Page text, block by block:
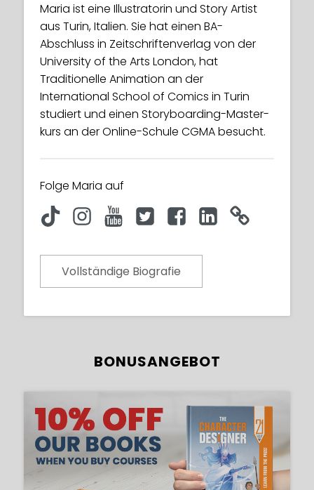
Maria ist eine Illustratorin und Story Artist
aus Turin, Italien. Sie hat einen BA-
Abschluss in Zeitschriftenverlag von der
University of the Arts London, hat
Traditionelle Animation an der
International School of Comics in Turin
studiert und einen Storyboarding-Master­
kurs an der Online-Schule CGMA besucht.
Folge Maria auf
Vollständige Biografie
BONUSANGEBOT